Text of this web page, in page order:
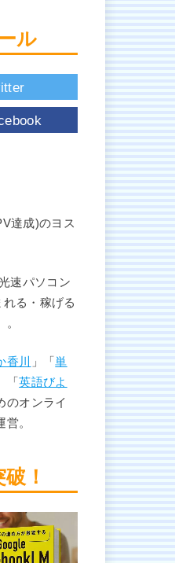
ル
達成)のヨス
速パソコン
る・稼げる
香川 」「単
「英語びよ
のオンライ
営。
！